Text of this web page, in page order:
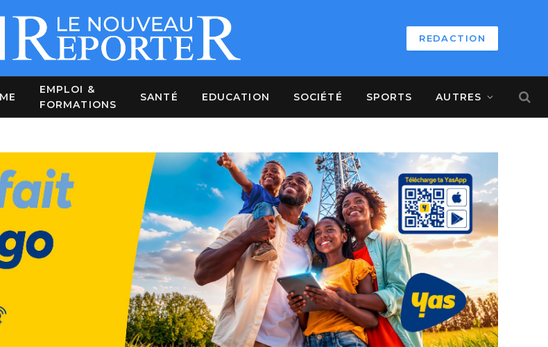
REDACTION
EMPLOI &
FORMATIONS
SANTÉ EDUCATION SOCIÉTÉ SPORTS AUTRES